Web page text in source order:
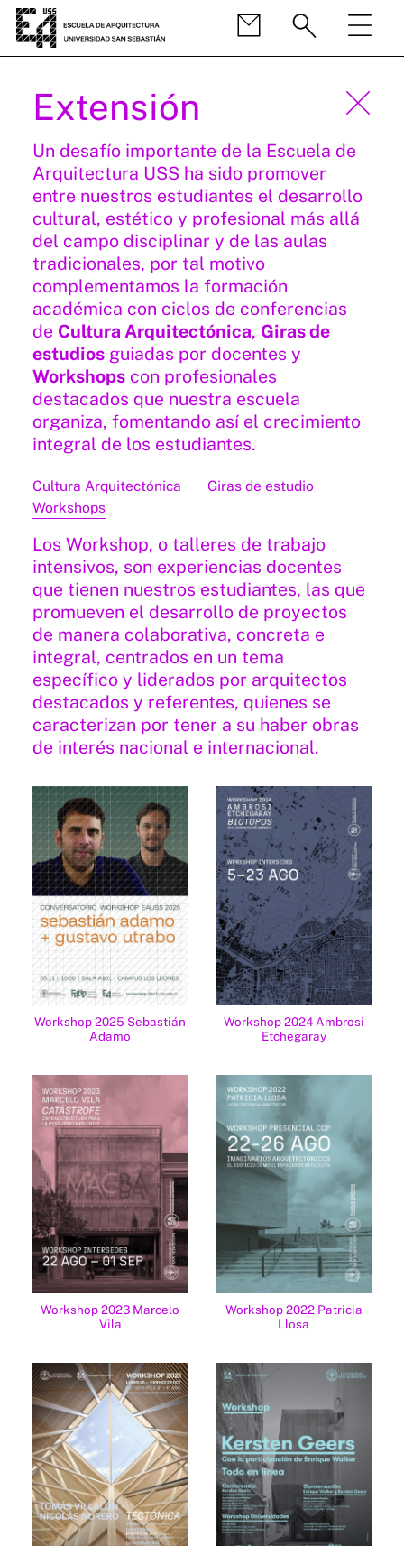
Extensión
Un desafío importante de la Escuela de
Arquitectura USS ha sido promover
entre nuestros estudiantes el desarrollo
cultural, estético y profesional más allá
del campo disciplinar y de las aulas
tradicionales, por tal motivo
complementamos la formación
académica con ciclos de conferencias
de Cultura Arquitectónica, Giras de
estudiosguiadas por docentes y
Workshopscon profesionales
destacados que nuestra escuela
organiza, fomentando así el crecimiento
integral de los estudiantes.
Cultura Arquitectónica
Giras de estudio
Workshops
Los Workshop, o talleres de trabajo
intensivos, son experiencias docentes
que tienen nuestros estudiantes, las que
promueven el desarrollo de proyectos
de manera colaborativa, concreta e
integral, centrados en un tema
específico y liderados por arquitectos
destacados y referentes, quienes se
caracterizan por tener a su haber obras
de interés nacional e internacional.
Workshop 2025 Sebastián
Adamo
Workshop 2024 Ambrosi
Etchegaray
Workshop 2023 Marcelo
Vila
Workshop 2022 Patricia
Llosa